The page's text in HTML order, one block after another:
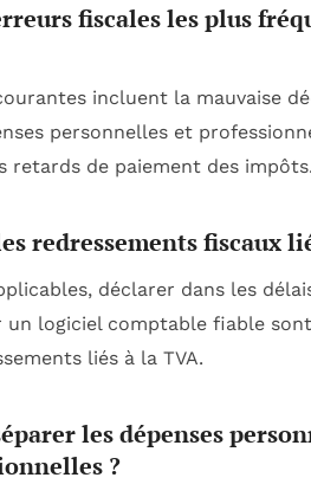
fiscales les plus
incluent la mauvaise
personnelles et
retards de paiement des
redressements fiscaux
déclarer dans les
logiciel comptable fiable
liés à la TVA.
les dépenses
?